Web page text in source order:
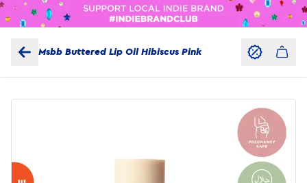
Msbb Buttered Lip Oil Hibiscus Pink